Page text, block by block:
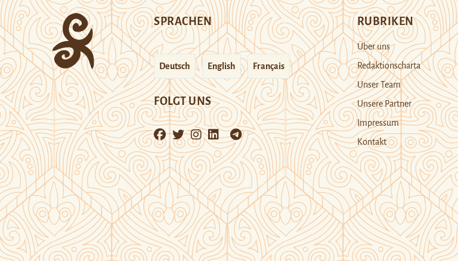
SPRACHEN
Deutsch English Français
FOLGT UNS
RUBRIKEN
Über uns
Redaktionscharta
Unser Team
Unsere Partner
Impressum
Kontakt